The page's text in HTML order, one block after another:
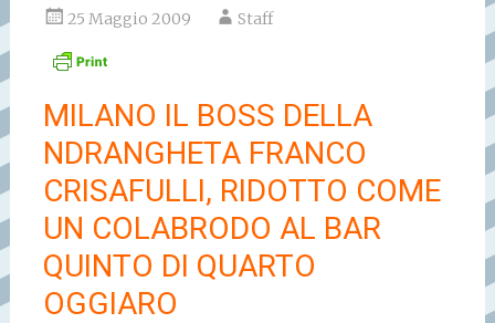
25 Maggio 2009 Staff
MILANO IL BOSS DELLA
NDRANGHETA FRANCO
CRISAFULLI, RIDOTTO COME
UN COLABRODO AL BAR
QUINTO DI QUARTO
OGGIARO